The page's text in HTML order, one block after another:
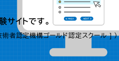
サイトです。
者認定機構ゴールド認定スクール ] ）